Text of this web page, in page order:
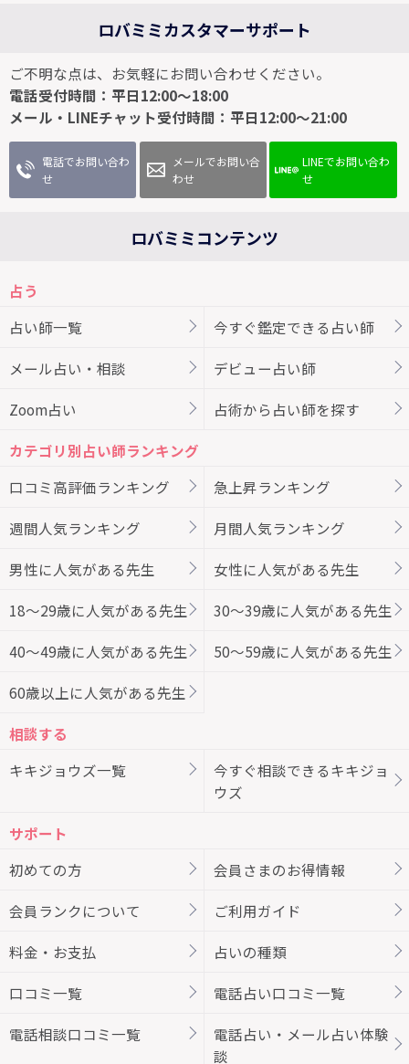
ロバミミカスタマーサポート
ご不明な点は、お気軽にお問い合わせください。
電話受付時間：平日12:00～18:00
メール・LINEチャット受付時間：平日12:00～21:00
電話でお問い合わ
せ
メールでお問い合
わせ
LINEでお問い合わ
せ
ロバミミコンテンツ
占う
占い師一覧
今すぐ鑑定できる占い師
メール占い・相談 デビュー占い師
Zoom占い 占術から占い師を探す
カテゴリ別占い師ランキング
口コミ高評価ランキング
急上昇ランキング
週間人気ランキング 月間人気ランキング
男性に人気がある先生 女性に人気がある先生
18～29歳に人気がある先生 30～39歳に人気がある先生
40～49歳に人気がある先生 50～59歳に人気がある先生
60歳以上に人気がある先生
相談する
キキジョウズ一覧
今すぐ相談できるキキジョ
ウズ
サポート
初めての方
会員さまのお得情報
会員ランクについて ご利用ガイド
料金・お支払 占いの種類
口コミ一覧 電話占い口コミ一覧
電話相談口コミ一覧
電話占い・メール占い体験
談